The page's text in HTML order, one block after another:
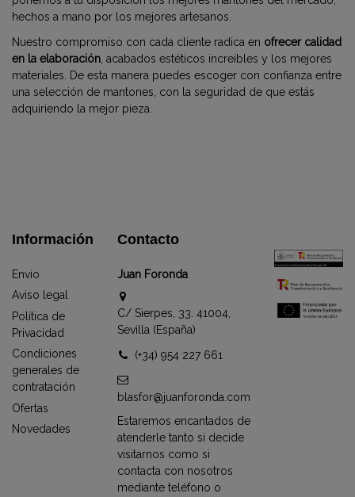
hechos a mano por los mejores artesanos.
Nuestro compromiso con cada cliente radica en ofrecer calidad
en la elaboración, acabados estéticos increíbles y los mejores
materiales. De esta manera puedes escoger con confianza entre
una selección de mantones, con la seguridad de que estás
adquiriendo la mejor pieza.
Información
Envío
Aviso legal
Política de
Privacidad
Condiciones
generales de
contratación
Ofertas
Novedades
Contacto
Juan Foronda
C/ Sierpes, 33. 41004,
Sevilla (España)
(+34) 954 227 661
blasfor@juanforonda.com
Estaremos encantados de
atenderle tanto si decide
visitarnos como si
contacta con nosotros
mediante teléfono o